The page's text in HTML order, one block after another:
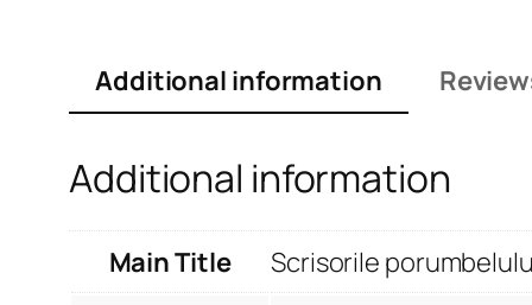
Additional information
Additional information
Main Title
Scrisorile